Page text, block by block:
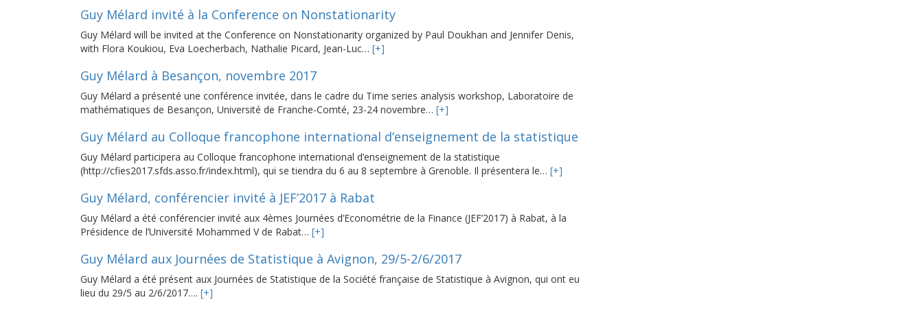
Guy Mélard invité à la Conference on Nonstationarity
Guy Mélard will be invited at the Conference on Nonstationarity organized by Paul Doukhan and Jennifer Denis,
with Flora Koukiou, Eva Loecherbach, Nathalie Picard, Jean-Luc… [+]
Guy Mélard à Besançon, novembre 2017
Guy Mélard a présenté une conférence invitée, dans le cadre du Time series analysis workshop, Laboratoire de
mathématiques de Besançon, Université de Franche-Comté, 23-24 novembre… [+]
Guy Mélard au Colloque francophone international d’enseignement de la statistique
Guy Mélard participera au Colloque francophone international d’enseignement de la statistique
(http://cfies2017.sfds.asso.fr/index.html), qui se tiendra du 6 au 8 septembre à Grenoble. Il présentera le… [+]
Guy Mélard, conférencier invité à JEF’2017 à Rabat
Guy Mélard a été conférencier invité aux 4èmes Journées d’Econométrie de la Finance (JEF’2017) à Rabat, à la
Présidence de l’Université Mohammed V de Rabat… [+]
Guy Mélard aux Journées de Statistique à Avignon, 29/5-2/6/2017
Guy Mélard a été présent aux Journées de Statistique de la Société française de Statistique à Avignon, qui ont eu
lieu du 29/5 au 2/6/2017…. [+]